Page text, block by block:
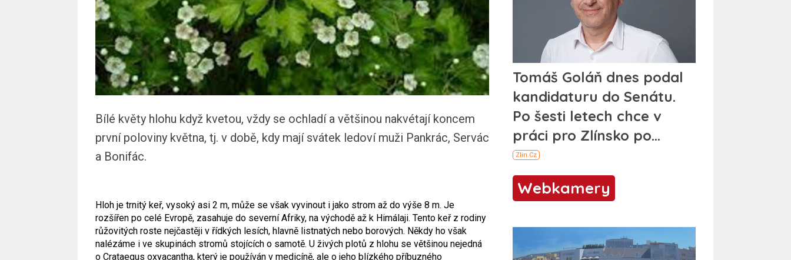
Bílé květy hlohu když kvetou, vždy se ochladí a většinou nakvétají koncem
první poloviny května, tj. v době, kdy mají svátek ledoví muži Pankrác, Servác
a Bonifác.
Hloh je trnitý keř, vysoký asi 2 m, může se však vyvinout i jako strom až do výše 8 m. Je
rozšířen po celé Evropě, zasahuje do severní Afriky, na východě až k Himálaji. Tento keř z rodiny
růžovitých roste nejčastěji v řídkých lesích, hlavně listnatých nebo borových. Někdy ho však
nalézáme i ve skupinách stromů stojících o samotě. U živých plotů z hlohu se většinou nejedná
o Crataegus oxyacantha, který je používán v medicíně, ale o jeho blízkého příbuzného
Webkamery